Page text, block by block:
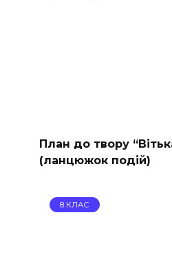
План до твору
(ланцюжок подій)
8 КЛАС